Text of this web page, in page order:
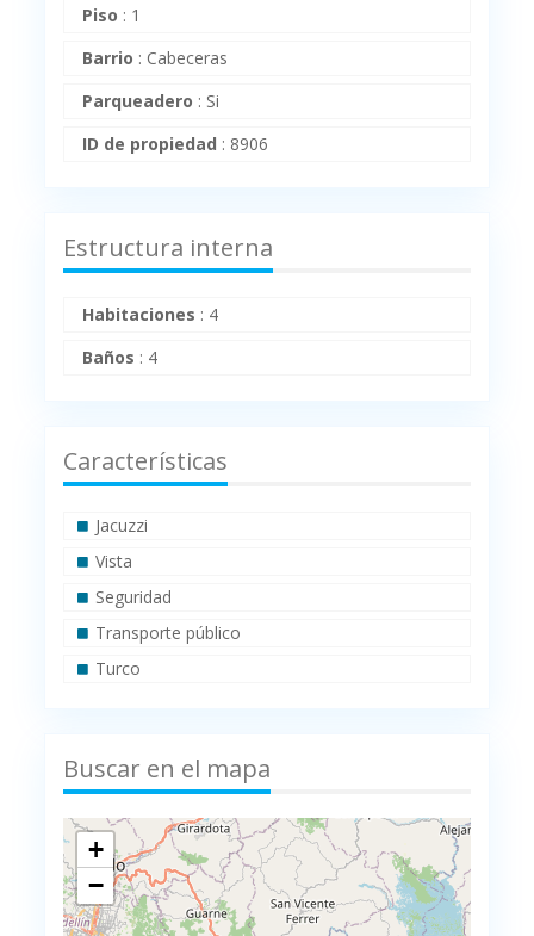
Piso : 1
Barrio : Cabeceras
Parqueadero : Si
ID de propiedad : 8906
Estructura interna
Habitaciones : 4
Baños : 4
Características
Jacuzzi
Vista
Seguridad
Transporte público
Turco
Buscar en el mapa
+
−